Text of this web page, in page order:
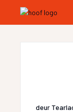
deur